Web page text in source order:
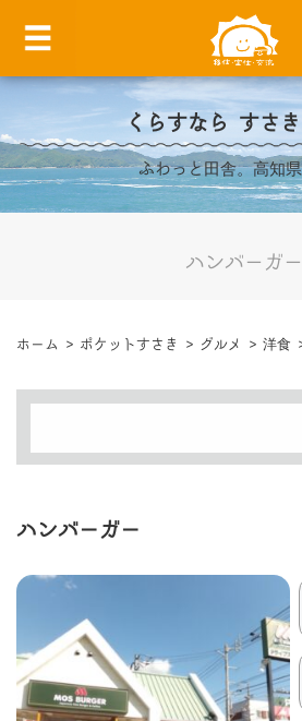
くらすなら すさき
ふわっと田舎。高知
ハンバーガー
ホーム > ポケットすさき > グルメ > 洋食
ハンバーガー